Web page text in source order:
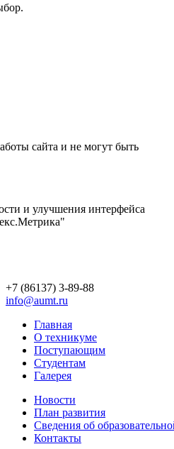
сайта и не могут быть
и улучшения интерфейса
+7 (86137) 3-89-88
info@aumt.ru
Главная
О техникуме
Поступающим
Студентам
Галерея
Новости
План развития
Сведения об
Контакты